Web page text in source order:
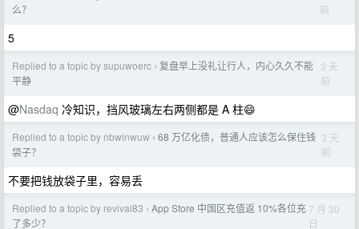
么？
前
5
Replied to a topic by supuwoerc › 复盘早上没礼让行人，内心久久不能
平静
3 天
前
@Nasdaq 冷知识，挡风玻璃左右两侧都是 A 柱😄
Replied to a topic by nbwinwuw › 68 万亿化债，普通人应该怎么保住钱
袋子？
3 天
前
不要把钱放袋子里，容易丢
Replied to a topic by revival83 › App Store 中国区充值返 10%各位充
了多少？
7 月 30
日